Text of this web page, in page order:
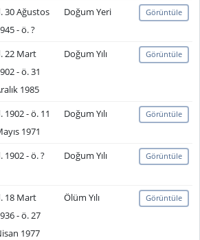
30 Ağustos
- ö. ?
Doğum Yeri Görüntüle
22 Mart
- ö. 31
1985
Doğum Yılı Görüntüle
1902 - ö. 11
1971
Doğum Yılı Görüntüle
1902 - ö. ? Doğum Yılı Görüntüle
18 Mart
- ö. 27
1977
Ölüm Yılı Görüntüle